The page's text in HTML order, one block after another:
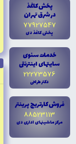
پخش کاغذ
در شرق تهران
77927547
پخش کاغذ دى
خدمات سئوى
سايتهاى اينترنتى
22273576
دکتر طراحى
فروش کارتريج پرينتر
88523113
مرکز ماشينهاى ادارى دى